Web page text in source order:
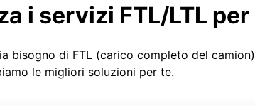
i servizi FTL/LTL
bisogno di FTL (carico completo del
le migliori soluzioni per te.